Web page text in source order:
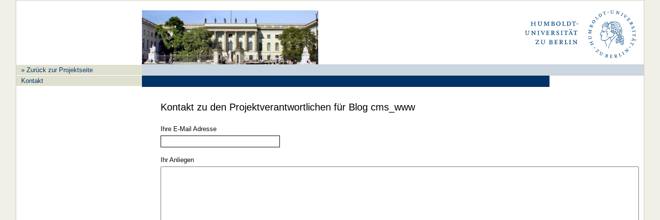
» Zurück zur Projektseite
Kontakt
Kontakt zu den Projektverantwortlichen für Blog cms_www
Ihre E-Mail Adresse
Ihr Anliegen